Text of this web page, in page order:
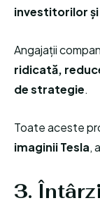
investitorilor și
Angajații
ridicată,
de strategie.
Toate aceste
imaginii Tesla,
3.